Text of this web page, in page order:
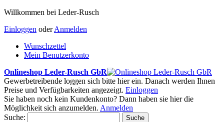
Willkommen bei Leder-Rusch
Einloggen oder Anmelden
Wunschzettel
Mein Benutzerkonto
Onlineshop Leder-Rusch GbR
Gewerbetreibende loggen sich bitte hier ein. Danach werden Ihnen
Preise und Verfügbarkeiten angezeigt. Einloggen
Sie haben noch kein Kundenkonto? Dann haben sie hier die
Möglichkeit sich anzumelden. Anmelden
Suche:
Suche